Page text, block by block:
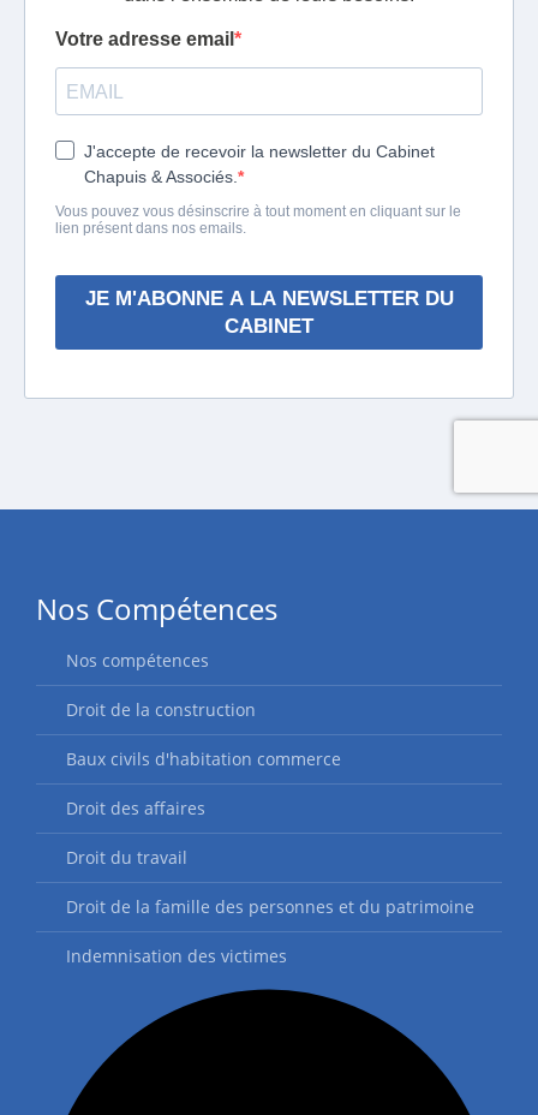
Nos Compétences
Nos compétences
Droit de la construction
Baux civils d'habitation commerce
Droit des affaires
Droit du travail
Droit de la famille des personnes et du patrimoine
Indemnisation des victimes